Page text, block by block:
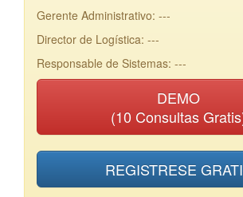
Gerente Administrativo: ---
Director de Logística: ---
Responsable de Sistemas: ---
DEMO
(10 Consultas
REGISTRESE